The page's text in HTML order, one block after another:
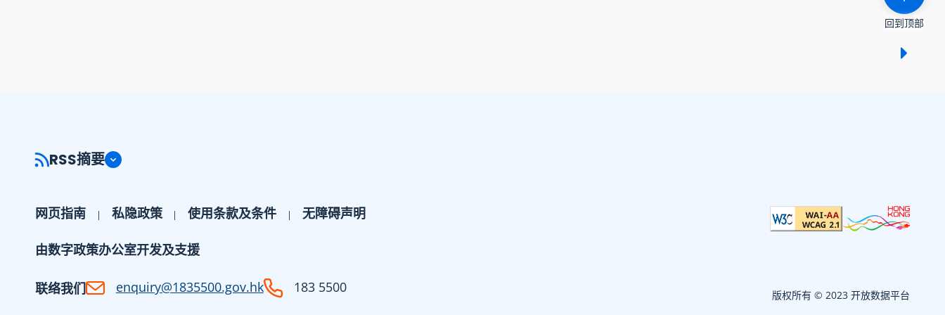
回到顶部
RSS摘要
网页指南 私隐政策 使用条款及条件 无障碍声明
由数字政策办公室开发及支援
联络我们 enquiry@1835500.gov.hk 183 5500 版权所有 © 2023 开放数据平台